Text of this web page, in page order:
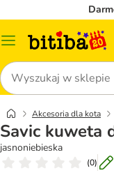
Menu
Szukaj
Akcesoria dla kota
Savic kuweta
jasnoniebieska
(0)